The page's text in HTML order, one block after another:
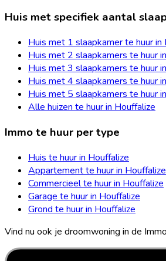
Huis met specifiek aantal
Huis met 1 slaapkamer te huur in
Huis met 2 slaapkamers te huur
Huis met 3 slaapkamers te huur
Huis met 4 slaapkamers te huur
Huis met 5 slaapkamers te huur
Alle huizen te huur in Houffalize
Immo te huur per type
Huis te huur in Houffalize
Appartement te huur in Houffalize
Commercieel te huur in Houffalize
Garage te huur in Houffalize
Grond te huur in Houffalize
Vind nu ook je droomwoning in de